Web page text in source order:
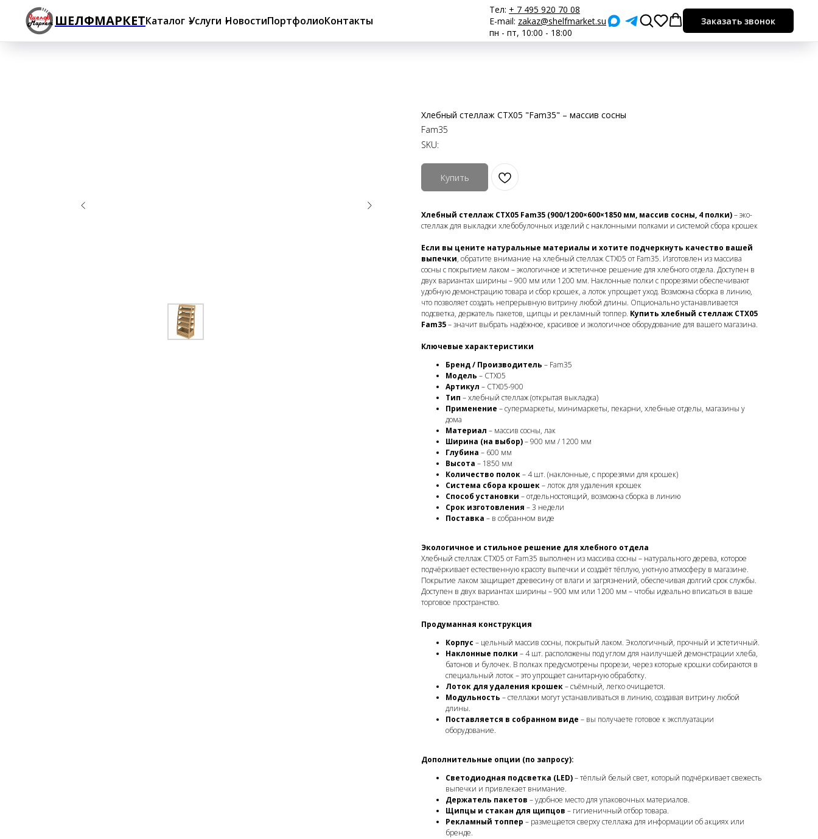
ШЕЛФМАРКЕТКаталог Услуги НовостиПортфолиоКонтакты
Тел: + 7 495 920 70 08
E-mail: zakaz@shelfmarket.su
пн - пт, 10:00 - 18:00
Заказать звонок
Хлебный стеллаж СТХ05 "Fam35" – массив сосны
Fam35
SKU:
Купить
Хлебный стеллаж СТХ05 Fam35 (900/1200×600×1850 мм, массив сосны, 4 полки)– эко-
стеллаж для выкладки хлебобулочных изделий с наклонными полками и системой сбора крошек
Если вы цените натуральные материалы и хотите подчеркнуть качество вашей
выпечки, обратите внимание на хлебный стеллаж СТХ05 от Fam35. Изготовлен из массива
сосны с покрытием лаком – экологичное и эстетичное решение для хлебного отдела. Доступен в
двух вариантах ширины – 900 мм или 1200 мм. Наклонные полки с прорезями обеспечивают
удобную демонстрацию товара и сбор крошек, а лоток упрощает уход. Возможна сборка в линию,
что позволяет создать непрерывную витрину любой длины. Опционально устанавливается
подсветка, держатель пакетов, щипцы и рекламный топпер. Купить хлебный стеллаж СТХ05
Fam35– значит выбрать надёжное, красивое и экологичное оборудование для вашего магазина.
Ключевые характеристики
Бренд / Производитель – Fam35
Модель – СТХ05
Артикул – СТХ05-900
Тип – хлебный стеллаж (открытая выкладка)
Применение – супермаркеты, минимаркеты, пекарни, хлебные отделы, магазины у
дома
Материал – массив сосны, лак
Ширина (на выбор)– 900 мм / 1200 мм
Глубина – 600 мм
Высота – 1850 мм
Количество полок– 4 шт. (наклонные, с прорезями для крошек)
Система сбора крошек– лоток для удаления крошек
Способ установки – отдельностоящий, возможна сборка в линию
Срок изготовления – 3 недели
Поставка – в собранном виде
Экологичное и стильное решение для хлебного отдела
Хлебный стеллаж СТХ05 от Fam35 выполнен из массива сосны – натурального дерева, которое
подчёркивает естественную красоту выпечки и создаёт тёплую, уютную атмосферу в магазине.
Покрытие лаком защищает древесину от влаги и загрязнений, обеспечивая долгий срок службы.
Доступен в двух вариантах ширины – 900 мм или 1200 мм – чтобы идеально вписаться в ваше
торговое пространство.
Продуманная конструкция
Корпус – цельный массив сосны, покрытый лаком. Экологичный, прочный и эстетичный.
Наклонные полки – 4 шт. расположены под углом для наилучшей демонстрации хлеба,
батонов и булочек. В полках предусмотрены прорези, через которые крошки собираются в
специальный лоток – это упрощает санитарную обработку.
Лоток для удаления крошек– съёмный, легко очищается.
Модульность – стеллажи могут устанавливаться в линию, создавая витрину любой
длины.
Поставляется в собранном виде – вы получаете готовое к эксплуатации
оборудование.
Дополнительные опции (по запросу):
Светодиодная подсветка (LED)– тёплый белый свет, который подчёркивает свежесть
выпечки и привлекает внимание.
Держатель пакетов – удобное место для упаковочных материалов.
Щипцы и стакан для щипцов – гигиеничный отбор товара.
Рекламный топпер – размещается сверху стеллажа для информации об акциях или
бренде.